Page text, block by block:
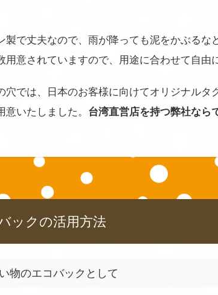
製で丈夫なので、雨が降っても泥をかぶるな
用意されていますので、用途に合わせて自由
穴では、日本のお客様に向けてオリジナルタ
意いたしました。 台湾直営店を持つ弊社なら
ックの活用方法
物のエコバックとして